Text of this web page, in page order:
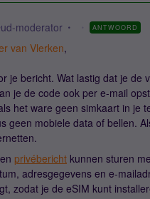
moderator ANTWOORD
van Vlerken,
je bericht. Wat lastig dat je de
je de code ook per e-mail
het ware geen simkaart in je
geen mobiele data of bellen.
privébericht kunnen sturen
adresgegevens en e-
zodat je de eSIM kunt